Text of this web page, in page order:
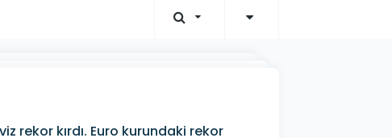
rekor kırdı. Euro kurundaki rekor